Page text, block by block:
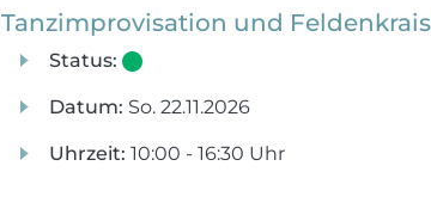
Tanzimprovisation und
Status:
Datum: So.22.11.2026
Uhrzeit: 10:00 - 16:30 Uhr